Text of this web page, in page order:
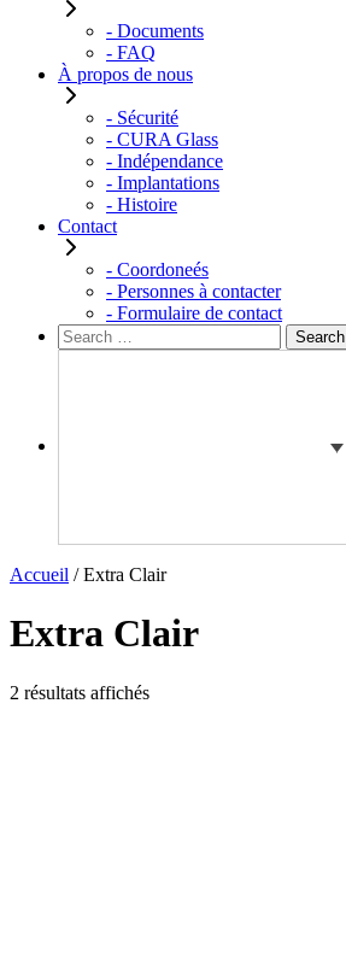
- Documents
- FAQ
À propos de nous
- Sécurité
- CURA Glass
- Indépendance
- Implantations
- Histoire
Contact
- Coordoneés
- Personnes à contacter
- Formulaire de contact
Rechercher :
Search
Accueil / Extra Clair
Extra Clair
2 résultats affichés